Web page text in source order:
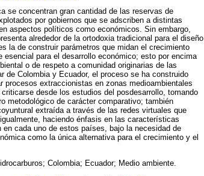
se concentran gran cantidad de las reservas de
por gobiernos que se adscriben a distintas
aspectos políticos como económicos. Sin embargo,
alrededor de la ortodoxia tradicional para el diseño
la de construir parámetros que midan el crecimiento
esencial para el desarrollo económico; esto por encima
o de respeto a comunidad originarias de las
de Colombia y Ecuador, el proceso se ha construido
procesos extraccionistas en zonas medioambientales
desde los estudios del posdesarrollo, tomando
metodológico de carácter comparativo; también
extraída a través de las redes virtuales que
haciendo énfasis en las características
en cada uno de estos países, bajo la necesidad de
como la única alternativa para el crecimiento y el
Colombia; Ecuador; Medio ambiente.